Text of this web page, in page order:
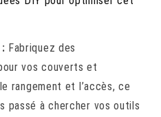
Fabriquez des
vos couverts et
rangement et l’accès, ce
passé à chercher vos outils